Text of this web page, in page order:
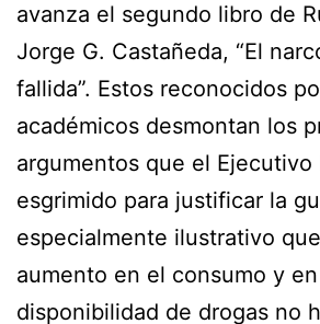
avanza el segundo libro de
Jorge G. Castañeda, “El
fallida”. Estos reconocidos
académicos desmontan los
argumentos que el Ejecutivo
esgrimido para justificar la
especialmente ilustrativo
aumento en el consumo y
disponibilidad de drogas no